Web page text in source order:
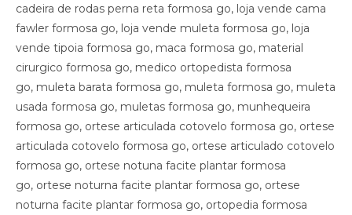
cadeira de rodas perna reta formosa go, loja vende cama
fawler formosa go, loja vende muleta formosa go, loja
vende tipoia formosa go, maca formosa go, material
cirurgico formosa go, medico ortopedista formosa
go, muleta barata formosa go, muleta formosa go, muleta
usada formosa go, muletas formosa go, munhequeira
formosa go, ortese articulada cotovelo formosa go, ortese
articulada cotovelo formosa go, ortese articulado cotovelo
formosa go, ortese notuna facite plantar formosa
go, ortese noturna facite plantar formosa go, ortese
noturna facite plantar formosa go, ortopedia formosa